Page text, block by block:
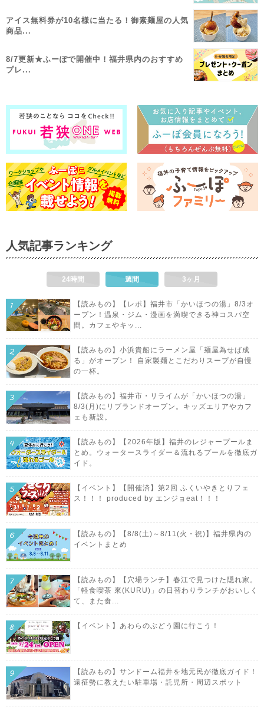
アイス無料券が10名様に当たる！御素麺屋の人気
商品...
8/7更新★ふーぽで開催中！福井県内のおすすめ
プレ...
人気記事ランキング
24時間 週間 3ヶ月
【読みもの】【レポ】福井市「かいほつの湯」8/3オ
ープン！温泉・ジム・漫画を満喫できる神コスパ空
間。カフェやキッ...
【読みもの】小浜貴船にラーメン屋「麺屋為せば成
る」がオープン！ 自家製麺とこだわりスープが自慢
の一杯。
【読みもの】福井市・リライムが「かいほつの湯」
8/3(月)にリブランドオープン。キッズエリアやカフ
ェも新設。
【読みもの】【2026年版】福井のレジャープールま
とめ。ウォータースライダー＆流れるプールを徹底ガ
イド。
【イベント】【開催済】第2回 ふくいやきとりフェ
ス！！！ produced by エンジョeat！！！
【読みもの】【8/8(土)～8/11(火・祝)】福井県内の
イベントまとめ
【読みもの】【穴場ランチ】春江で見つけた隠れ家。
「軽食喫茶 來(KURU)」の日替わりランチがおいしく
て、また食...
【イベント】あわらのぶどう園に行こう！
【読みもの】サンドーム福井を地元民が徹底ガイド！
遠征勢に教えたい駐車場・託児所・周辺スポット